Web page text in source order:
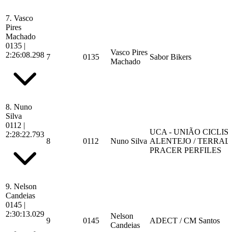
7. Vasco
Pires
Machado
0135 |
2:26:08.298 7 0135
Vasco Pires
Machado
Sabor Bikers
8. Nuno
Silva
0112 |
2:28:22.793
8 0112 Nuno Silva
UCA - UNIÃO
ALENTEJO /
PRACER PERFILES
9. Nelson
Candeias
0145 |
2:30:13.029
9 0145
Nelson
Candeias
ADECT / CM Santos